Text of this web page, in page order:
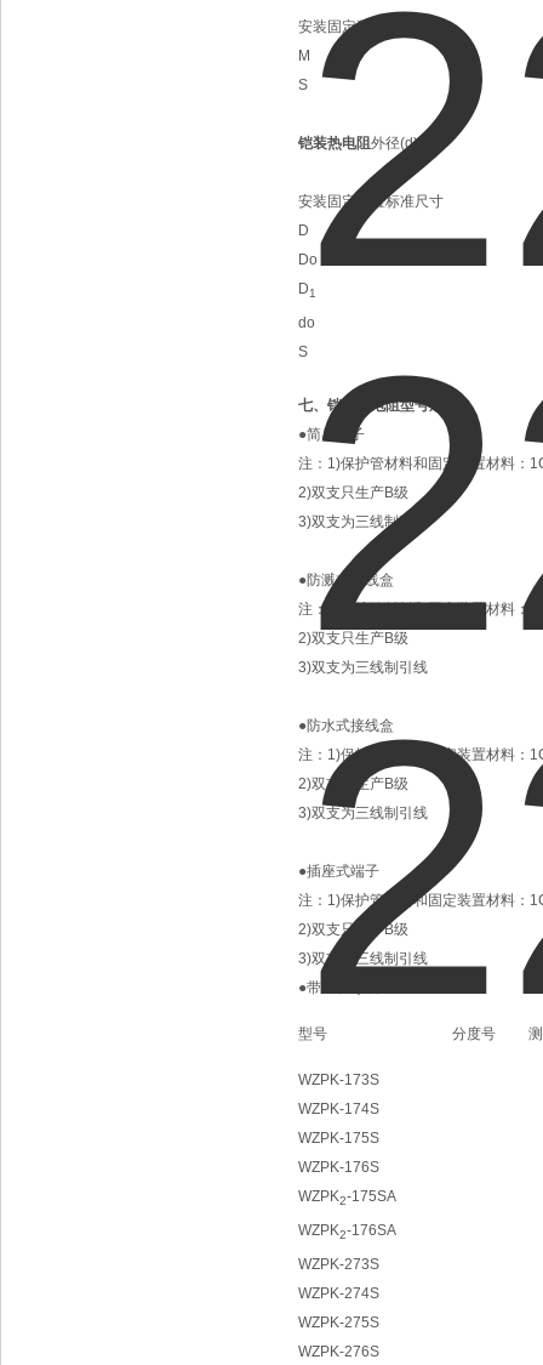
安装固定装置标准尺寸
M
S
铠装热电阻外径(d)
安装固定装置标准尺寸
D
Do
D1
do
S
七、 铠装铂电阻型号规格
●简易端子
注：1)保护管材料和固定装置材料：
2)双支只生产B级
3)双支为三线制引线
●防溅式接线盒
注：1)保护管材料和固定装置材料：
2)双支只生产B级
3)双支为三线制引线
●防水式接线盒
注：1)保护管材料和固定装置材料：
2)双支只生产B级
3)双支为三线制引线
●插座式端子
注：1)保护管材料和固定装置材料：
2)双支只生产B级
3)双支为三线制引线
●带延长导线
型号 分度号
WZPK-173S
WZPK-174S
WZPK-175S
WZPK-176S
WZPK2-175SA
WZPK2-176SA
WZPK-273S
WZPK-274S
WZPK-275S
WZPK-276S